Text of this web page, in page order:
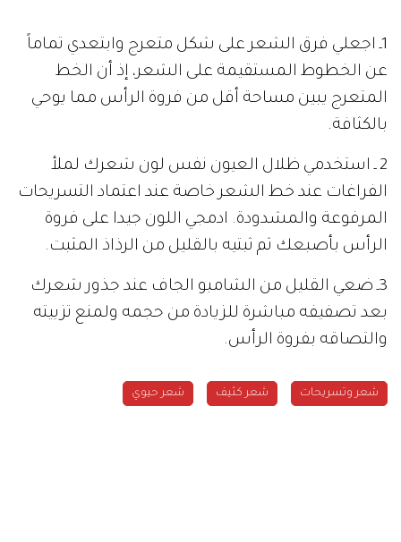
1ـ اجعلي فرق الشعر على شكل متعرج وابتعدي تماماً
عن الخطوط المستقيمة على الشعر، إذ أن الخط
المتعرج يبين مساحة أقل من فروة الرأس مما يوحي
بالكثافة.
2 ـ استخدمي ظلال العيون نفس لون شعرك لملأ
الفراغات عند خط الشعر خاصة عند اعتماد التسريحات
المرفوعة والمشدودة. ادمجي اللون جيدا على فروة
الرأس بأصبعك ثم ثبتيه بالقليل من الرذاذ المثبت.
3ـ ضعي القليل من الشامبو الجاف عند جذور شعرك
بعد تصفيفه مباشرة للزيادة من حجمه ولمنع تزييته
والتصاقه بفروة الرأس.
شعر وتسريحات شعر كثيف شعر حيوي